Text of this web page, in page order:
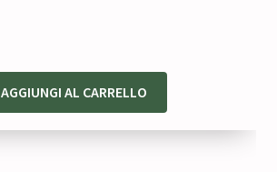
AGGIUNGI AL CARRELLO